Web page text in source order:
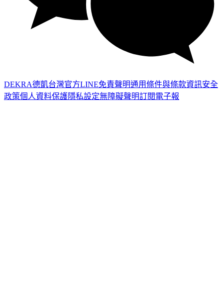
DEKRA德凱台灣官方LINE免責聲明通用條件與條款資訊安全
政策個人資料保護隱私設定無障礙聲明訂閱電子報